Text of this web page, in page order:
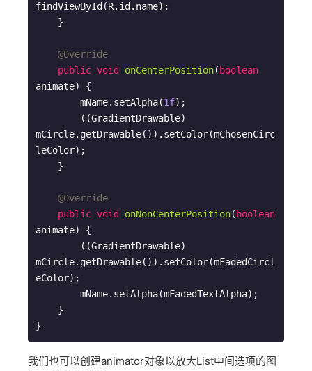
findViewById(R.id.name);
@Override
public void onCenterPosition( boolean
animate)
{
        mName.setAlpha(
1f);
mCircle.getDrawable()).setColor(mChosenCirc
leColor);
@Override
public void onNonCenterPosition( boolean
animate)
{
mCircle.getDrawable()).setColor(mFadedCircl
eColor);
我们也可以创建animator对象以放大List中间选项的图